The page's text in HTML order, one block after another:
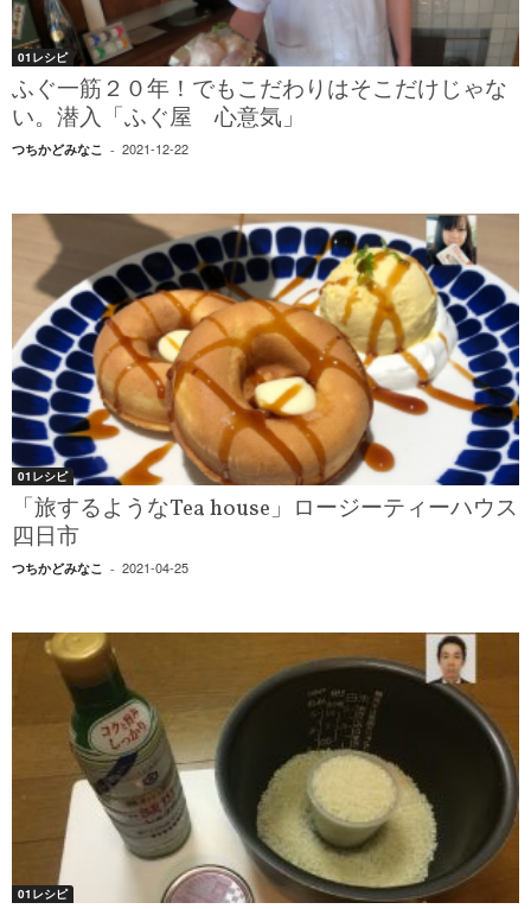
01レシピ
ふぐ一筋２０年！でもこだわりはそこだけじゃな
い。潜入「ふぐ屋 心意気」
つちかどみなこ - 2021-12-22
01レシピ
「旅するようなTea house」ロージーティーハウス
四日市
つちかどみなこ - 2021-04-25
01レシピ